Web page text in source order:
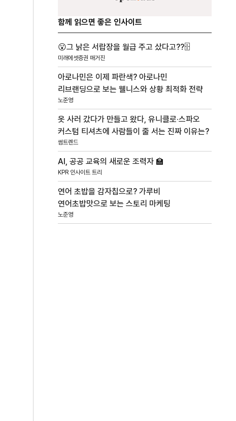
함께 읽으면 좋은 인사이트
😮그 낡은 서랍장을 월급 주고 샀다고??🗄️
미래에셋증권 매거진
아로나민은 이제 파란색? 아로나민
리브랜딩으로 보는 웰니스와 상황 최적화 전략
노준영
옷 사러 갔다가 만들고 왔다, 유니클로·스파오
커스텀 티셔츠에 사람들이 줄 서는 진짜 이유는?
썸트렌드
AI, 공공 교육의 새로운 조력자 🏫
KPR 인사이트 트리
연어 초밥을 감자칩으로? 가루비
연어초밥맛으로 보는 스토리 마케팅
노준영